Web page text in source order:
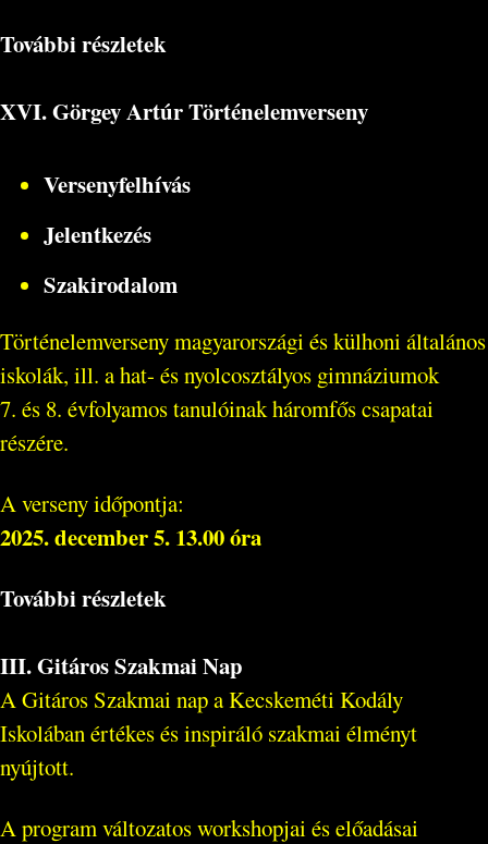
További részletek
XVI. Görgey Artúr Történelemverseny
Versenyfelhívás
Jelentkezés
Szakirodalom
Történelemverseny magyarországi és külhoni általános
iskolák, ill. a hat- és nyolcosztályos gimnáziumok
7. és 8. évfolyamos tanulóinak háromfős csapatai
részére.
A verseny időpontja:
2025. december 5. 13.00 óra
További részletek
III. Gitáros Szakmai Nap
A Gitáros Szakmai nap a Kecskeméti Kodály
Iskolában értékes és inspiráló szakmai élményt
nyújtott.
A program változatos workshopjai és előadásai